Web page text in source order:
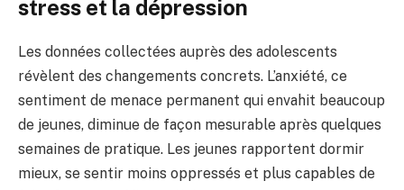
stress et la dépression
Les données collectées auprès des adolescents
révèlent des changements concrets. L’anxiété, ce
sentiment de menace permanent qui envahit beaucoup
de jeunes, diminue de façon mesurable après quelques
semaines de pratique. Les jeunes rapportent dormir
mieux, se sentir moins oppressés et plus capables de